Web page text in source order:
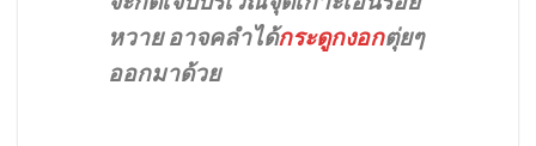
หวาย อาจคลำได้กระดูกงอกตุ่ยๆ
ออกมาด้วย